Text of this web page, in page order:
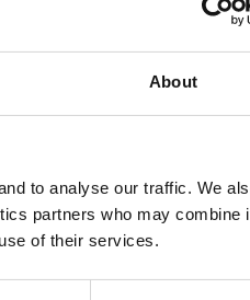
About
to analyse our traffic. We
partners who may combine
of their services.
Ort
mit
Haben Sie